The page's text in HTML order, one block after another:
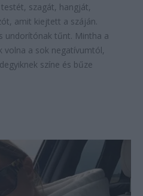
szagát, hangját,
amit kiejtett a száján.
undorítónak tűnt. Mintha a
volna a sok negatívumtól,
színe és bűze